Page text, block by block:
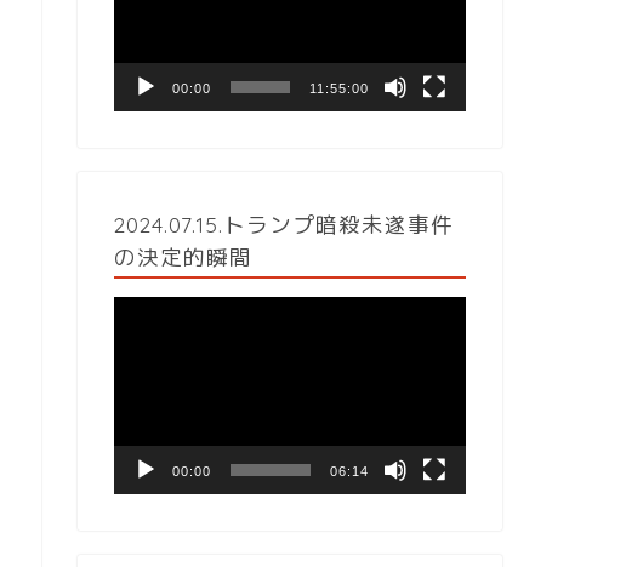
ヤ
00:00 11:55:00
2024.07.15.トランプ暗殺未遂事件
の決定的瞬間
ヤ
00:00 06:14